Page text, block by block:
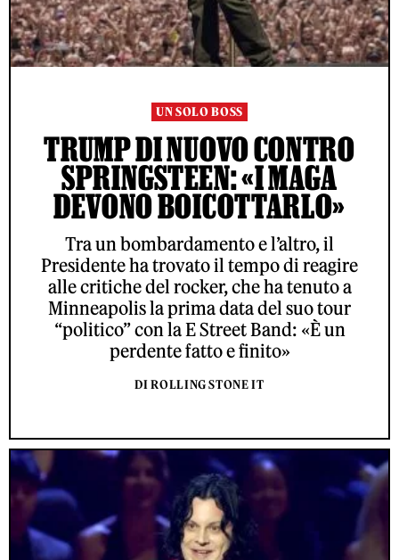
UN SOLO BOSS
TRUMP DI NUOVO CONTRO
SPRINGSTEEN: «I MAGA
DEVONO BOICOTTARLO»
Tra un bombardamento e l’altro, il
Presidente ha trovato il tempo di reagire
alle critiche del rocker, che ha tenuto a
Minneapolis la prima data del suo tour
“politico” con la E Street Band: «È un
perdente fatto e finito»
DI ROLLING STONE IT